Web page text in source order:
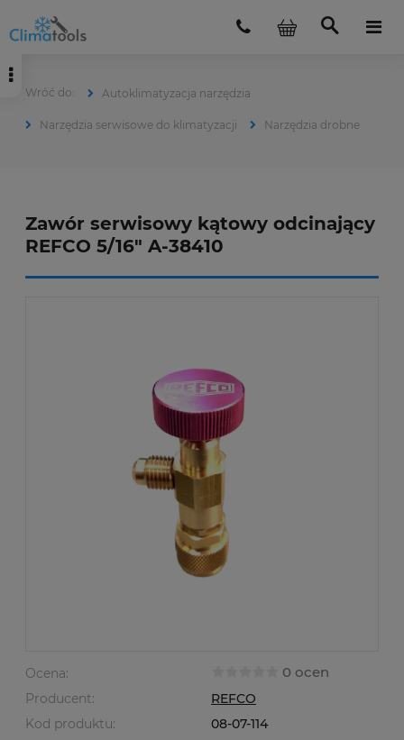
Autoklimatyzacja narzędzia
Narzędzia serwisowe do klimatyzacji Narzędzia drobne
Zawór serwisowy kątowy odcinający
REFCO 5/16" A-38410
Ocena: 0 ocen
Producent:
REFCO
Kod produktu:
08-07-114